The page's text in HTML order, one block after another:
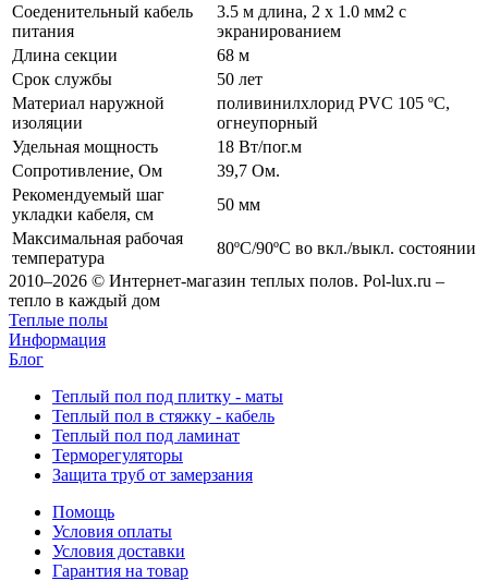
Соеденительный кабель
питания
3.5 м длина, 2 x 1.0 мм2 с
экранированием
Длина секции
68 м
Срок службы
50 лет
Материал наружной
изоляции
поливинилхлорид PVC 105 ºС,
огнеупорный
Удельная мощность
18 Вт/пог.м
Сопротивление, Ом
39,7 Ом.
Рекомендуемый шаг
укладки кабеля, см
50 мм
Максимальная рабочая
температура
80ºС/90ºС во вкл./выкл. состоянии
2010–2026 © Интернет-магазин теплых полов. Pol-lux.ru –
тепло в каждый дом
Теплые полы
Информация
Блог
Теплый пол под плитку - маты
Теплый пол в стяжку - кабель
Теплый пол под ламинат
Терморегуляторы
Защита труб от замерзания
Помощь
Условия оплаты
Условия доставки
Гарантия на товар